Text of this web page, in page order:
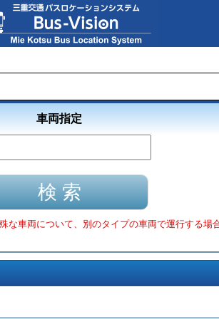
車両指定
な車両について、別のタイプの車両で運行する場